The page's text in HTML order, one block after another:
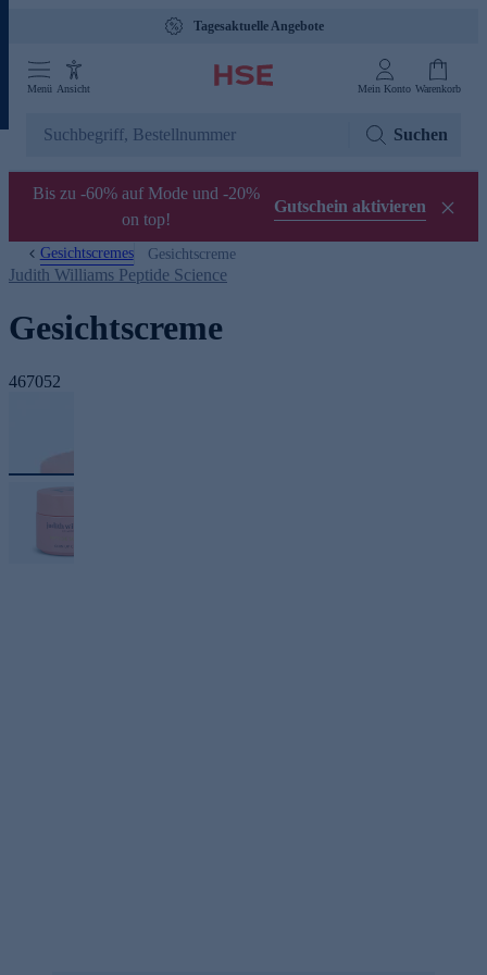
Tagesaktuelle Angebote
Menü Ansicht Mein Konto Warenkorb
Suchen
Bis zu -60% auf Mode und -20%
on top!
Gutschein aktivieren
Gesichtscremes Gesichtscreme
Judith Williams Peptide Science
Gesichtscreme
467052